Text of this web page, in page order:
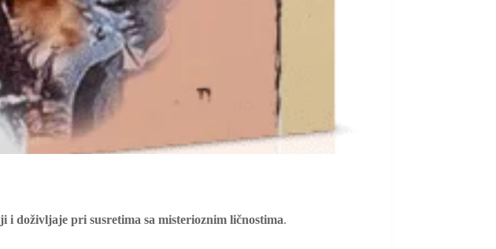
doživljaje pri susretima sa misterioznim ličnostima.